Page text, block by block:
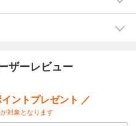
ザーレビュー
ントプレゼント ／
対象となります